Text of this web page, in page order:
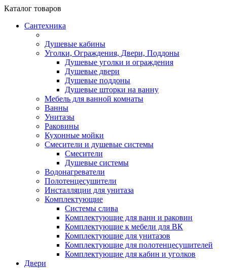
Каталог товаров
Сантехника
Душевые кабины
Уголки, Ограждения, Двери, Поддоны
Душевые уголки и ограждения
Душевые двери
Душевые поддоны
Душевые шторки на ванну
Мебель для ванной комнаты
Ванны
Унитазы
Раковины
Кухонные мойки
Смесители и душевые системы
Смесители
Душевые системы
Водонагреватели
Полотенцесушители
Инсталляции для унитаза
Комплектующие
Системы слива
Комплектующие для ванн и раковин
Комплектующие к мебели для ВК
Комплектующие для унитазов
Комплектующие для полотенцесушителей
Комплектующие для кабин и уголков
Двери